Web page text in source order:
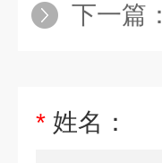
下一篇：
* 姓名：